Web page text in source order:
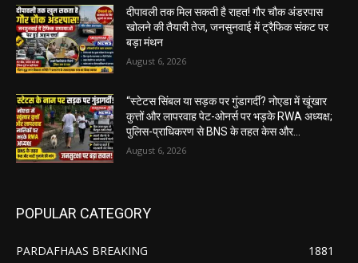
दीपावली तक मिल सकती है राहत! गौर चौक अंडरपास
खोलने की तैयारी तेज, जनसुनवाई में ट्रैफिक संकट पर
बड़ा मंथन
August 6, 2026
“स्टेटस सिंबल या सड़क पर गुंडागर्दी? नोएडा में खूंखार
कुत्तों और लापरवाह पेट-ओनर्स पर भड़के RWA अध्यक्ष;
पुलिस-प्राधिकरण से BNS के तहत केस और...
August 6, 2026
POPULAR CATEGORY
PARDAFHAAS BREAKING
1881